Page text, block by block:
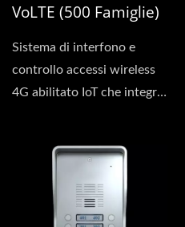
VoLTE (500 Famiglie)
Sistema di interfono e
controllo accessi wireless
4G abilitato IoT che integra